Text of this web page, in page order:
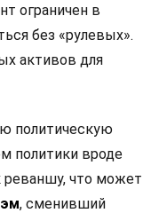
ограничен в
без «рулевых».
активов для
политическую
политики вроде
реваншу, что может
, сменивший